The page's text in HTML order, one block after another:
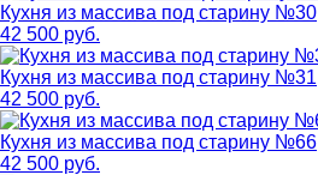
Кухня из массива под старину №30
42 500 руб.
Кухня из массива под старину №31
42 500 руб.
Кухня из массива под старину №66
42 500 руб.